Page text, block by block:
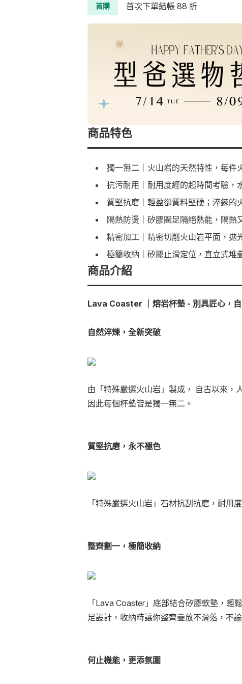
首購 首次下單結帳 88 折
商品特色
獨一無二｜火山岩的天然特性，每件
抗污耐用｜耐用度經的起時間考驗，
質堅抗磨｜輕盈卻質料堅硬；淬鍊的
隔熱防燙｜矽膠圈足隔絕熱能，隔熱
精密加工｜精密切削火山岩平面，拋
極簡收納｜矽膠止滑定位，直立式堆
商品介紹
Lava Coaster ｜熔岩杯墊 - 別具匠心，
自然淬煉，全新突破
由「特殊嚴選火山岩」製成， 自古以來，
因此每個杯墊皆是獨一無二。
質堅抗磨，永不褪色
「特殊嚴選火山岩」石材抗刮抗磨，耐用
整齊劃一，極簡收納
「Lava Coaster」底部結合矽膠軟墊，輕
足設計，收納時讓你整齊疊放不滑落，不
何止機能，更添氛圍